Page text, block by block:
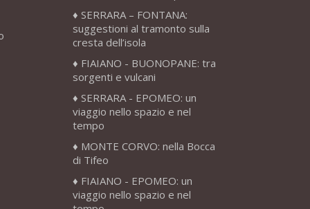
SERRARA – FONTANA:
suggestioni al tramonto sulla
cresta dell’isola
FIAIANO - BUONOPANE: tra
sorgenti e vulcani
SERRARA - EPOMEO: un
viaggio nello spazio e nel
tempo
MONTE CORVO: nella Bocca
di Tifeo
FIAIANO - EPOMEO: un
viaggio nello spazio e nel